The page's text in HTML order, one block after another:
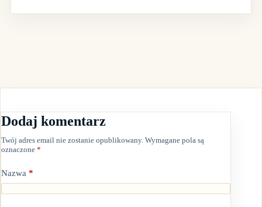
Dodaj komentarz
Twój adres email nie zostanie opublikowany. Wymagane pola są
oznaczone *
Nazwa *